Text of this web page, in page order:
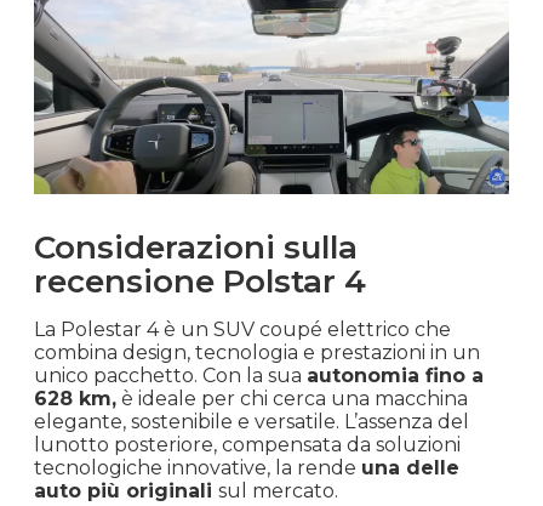
Considerazioni sulla
recensione Polstar 4
La Polestar 4 è un SUV coupé elettrico che
combina design, tecnologia e prestazioni in un
unico pacchetto. Con la sua autonomia fino a
628 km, è ideale per chi cerca una macchina
elegante, sostenibile e versatile. L’assenza del
lunotto posteriore, compensata da soluzioni
tecnologiche innovative, la rende una delle
auto più originali sul mercato.